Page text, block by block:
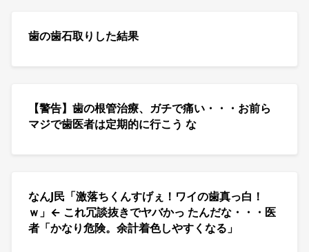
歯の歯石取りした結果
【警告】歯の根管治療、ガチで痛い・・・お前ら
マジで歯医者は定期的に行こう な
なんJ民「激落ちくんすげぇ！ワイの歯真っ白！
ｗ」← これ冗談抜きでヤバかっ たんだな・・・医
者「かなり危険。余計着色しやすくなる」